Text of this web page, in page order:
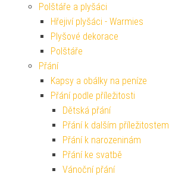
Polštáře a plyšáci
Hřejiví plyšáci - Warmies
Plyšové dekorace
Polštáře
Přání
Kapsy a obálky na peníze
Přání podle příležitosti
Dětská přání
Přání k dalším příležitostem
Přání k narozeninám
Přání ke svatbě
Vánoční přání